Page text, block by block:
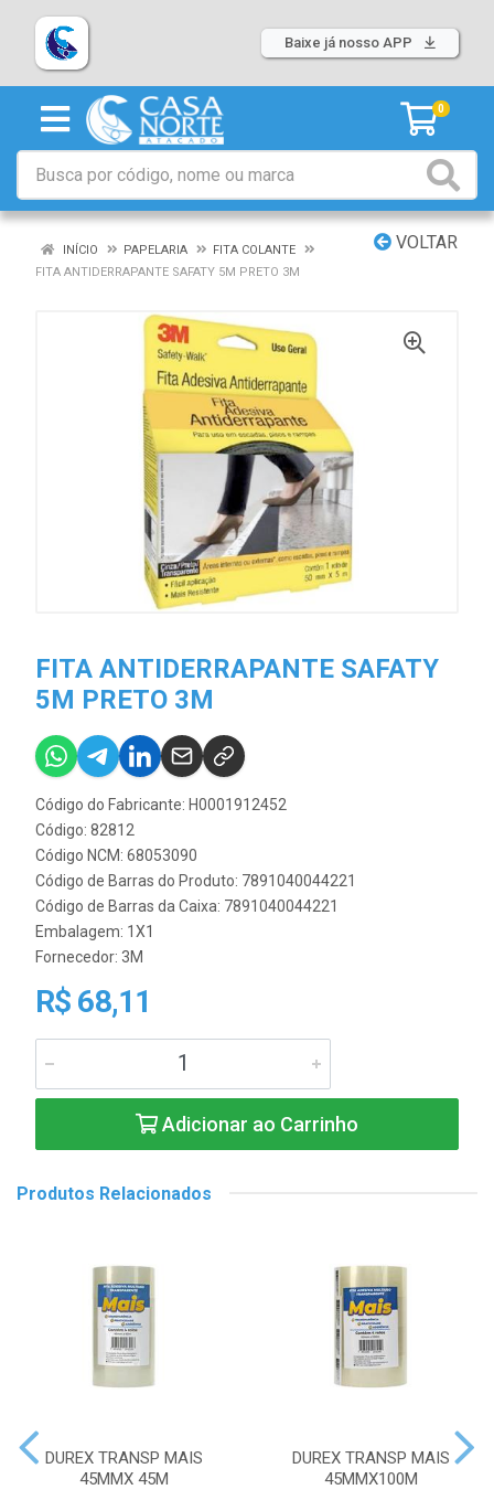
Baixe já nosso APP
0
VOLTAR
INÍCIO PAPELARIA
FITA COLANTE
FITA ANTIDERRAPANTE SAFATY 5M PRETO 3M
FITA ANTIDERRAPANTE SAFATY
5M PRETO 3M
Código do Fabricante: H0001912452
Código: 82812
Código NCM: 68053090
Código de Barras do Produto: 7891040044221
Código de Barras da Caixa: 7891040044221
Embalagem: 1X1
Fornecedor: 3M
R$ 68,11
Adicionar ao Carrinho
Produtos Relacionados
DUREX TRANSP MAIS
45MMX 45M
DUREX TRANSP MAIS
45MMX100M